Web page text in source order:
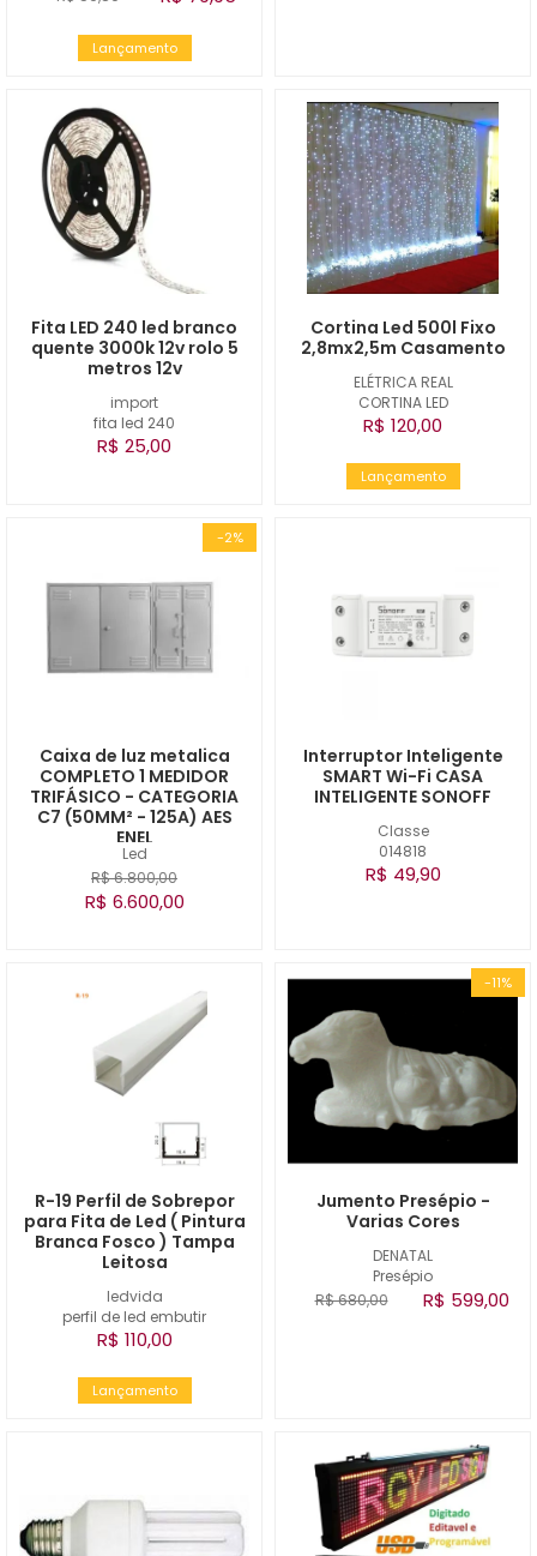
Lançamento
import
fita led 240
Fita LED 240 led branco
quente 3000k 12v rolo 5
metros 12v
R$ 25,00
ELÉTRICA REAL
CORTINA LED
Cortina Led 500l Fixo
2,8mx2,5m Casamento
R$ 120,00
Lançamento
-2%
Led
Caixa de luz metalica
COMPLETO 1 MEDIDOR
TRIFÁSICO - CATEGORIA
C7 (50MM² - 125A) AES
ENEL
R$ 6.800,00
R$ 6.600,00
Classe
014818
Interruptor Inteligente
SMART Wi-Fi CASA
INTELIGENTE SONOFF
R$ 49,90
ledvida
perfil de led embutir
R-19 Perfil de Sobrepor
para Fita de Led ( Pintura
Branca Fosco ) Tampa
Leitosa
R$ 110,00
Lançamento
-11%
DENATAL
Presépio
Jumento Presépio -
Varias Cores
R$ 680,00 R$ 599,00